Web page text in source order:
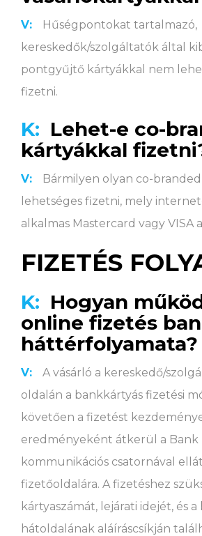
V:
Hűségpontokat tartalmazó,
kereskedők/szolgáltatók által
pontgyűjtő kártyákkal nem
fizetni.
K: Lehet-e co-
kártyákkal
V:
Bármilyen olyan co-branded
lehetséges fizetni, mely
alkalmas Mastercard vagy VISA
FIZETÉS
K: Hogyan
online fizetés
háttérfolyamata?
V:
A vásárló a kereskedő/
oldalán a bankkártyás fizetési
követően a fizetést
eredményeként átkerül a Bank
kommunikációs csatornával
fizetőoldalára. A fizetéshez
kártyaszámát, lejárati idejét, és a
hátoldalának aláíráscsíkján